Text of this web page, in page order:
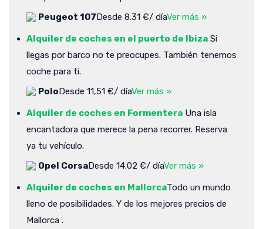
Peugeot 107Desde 8.31 €/ díaVer más »
Alquiler de coches en el puerto de Ibiza Si
llegas por barco no te preocupes. También tenemos
coche para ti.
PoloDesde 11,51 €/ díaVer más »
Alquiler de coches en Formentera Una isla
encantadora que merece la pena recorrer. Reserva
ya tu vehículo.
Opel CorsaDesde 14.02 €/ díaVer más »
Alquiler de coches en MallorcaTodo un mundo
lleno de posibilidades. Y de los mejores precios de
Mallorca .